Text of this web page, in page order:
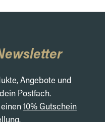
Angebote und
Postfach.
10% Gutschein